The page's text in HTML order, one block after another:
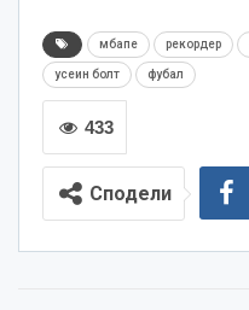
мбапе рекордер
усеин болт фубал
433
Сподели